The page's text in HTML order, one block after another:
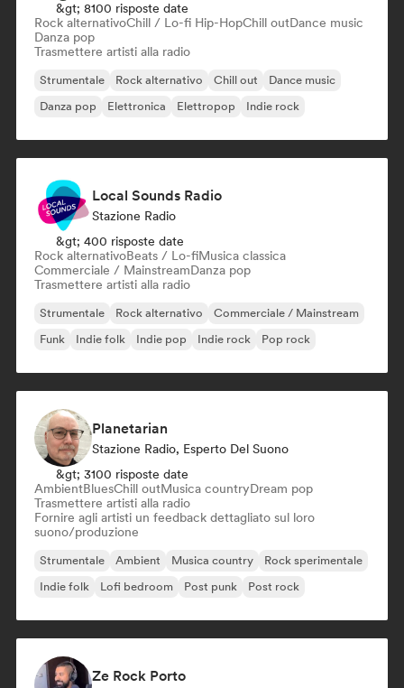
&gt; 8100 risposte date
Rock alternativoChill / Lo-fi Hip-HopChill outDance music
Danza pop
Trasmettere artisti alla radio
Strumentale Rock alternativo Chill out
Dance music
Danza pop
Elettronica Elettropop Indie rock
Local Sounds Radio
Stazione Radio
&gt; 400 risposte date
Rock alternativoBeats / Lo-fiMusica classica
Commerciale / MainstreamDanza pop
Trasmettere artisti alla radio
Strumentale Rock alternativo
Commerciale / Mainstream
Funk
Indie folk Indie pop Indie rock Pop rock
Planetarian
Stazione Radio, Esperto Del Suono
&gt; 3100 risposte date
AmbientBluesChill outMusica countryDream pop
Trasmettere artisti alla radio
Fornire agli artisti un feedback dettagliato sul loro
suono/produzione
Strumentale Ambient Musica country
Rock sperimentale
Indie folk
Lofi bedroom Post punk Post rock
Ze Rock Porto